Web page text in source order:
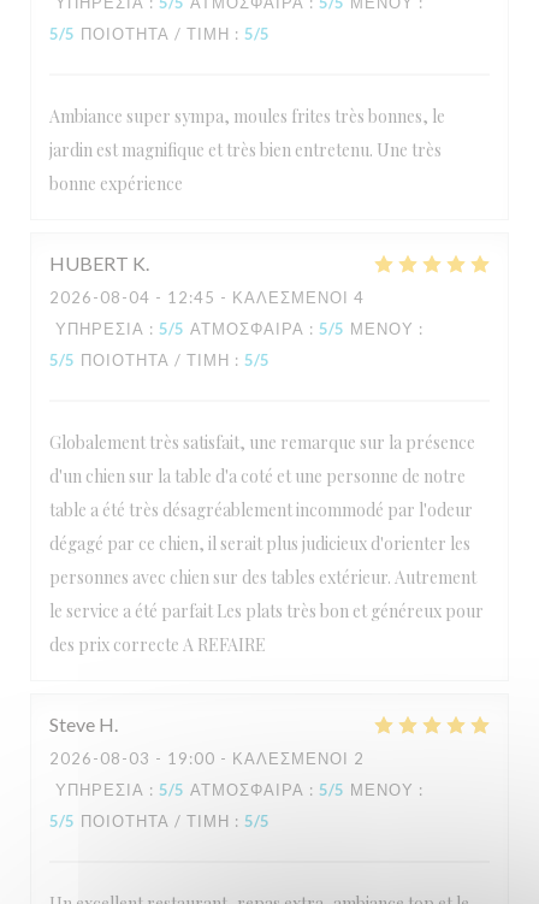
5/5 ΠΟΙΌΤΗΤΑ / ΤΙΜΉ : 5/5
Ambiance super sympa, moules frites très bonnes, le
jardin est magnifique et très bien entretenu. Une très
bonne expérience
HUBERT K
2026-08-04 - 12:45 - ΚΑΛΕΣΜΈΝΟΙ 4
ΥΠΗΡΕΣΊΑ : 5/5 ΑΤΜΌΣΦΑΙΡΑ : 5/5 ΜΕΝΟΎ :
5/5 ΠΟΙΌΤΗΤΑ / ΤΙΜΉ : 5/5
Globalement très satisfait, une remarque sur la présence
d'un chien sur la table d'a coté et une personne de notre
table a été très désagréablement incommodé par l'odeur
dégagé par ce chien, il serait plus judicieux d'orienter les
personnes avec chien sur des tables extérieur. Autrement
le service a été parfait Les plats très bon et généreux pour
des prix correcte A REFAIRE
Steve H
2026-08-03 - 19:00 - ΚΑΛΕΣΜΈΝΟΙ 2
ΥΠΗΡΕΣΊΑ : 5/5 ΑΤΜΌΣΦΑΙΡΑ : 5/5 ΜΕΝΟΎ :
5/5 ΠΟΙΌΤΗΤΑ / ΤΙΜΉ : 5/5